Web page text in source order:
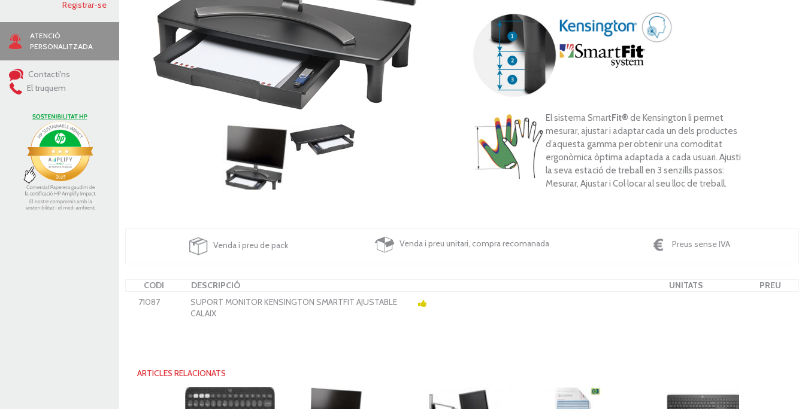
El sistema SmartFit® de Kensington li permet
mesurar, ajustar i adaptar cada un dels productes
d’aquesta gamma per obtenir una comoditat
ergonòmica òptima adaptada a cada usuari. Ajusti
la seva estació de treball en 3 senzills passos:
Mesurar, Ajustar i Col·locar al seu lloc de treball.
Venda i preu de pack Venda i preu unitari, compra recomanada Preus sense IVA
CODI DESCRIPCIÓ UNITATS
PREU
71087
SUPORT MONITOR KENSINGTON SMARTFIT AJUSTABLE
CALAIX
ARTICLES RELACIONATS
ATENCIÓ
PERSONALITZADA
Contacti'ns
El truquem